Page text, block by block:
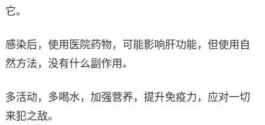
它。
感染后，使用医院药物，可能影响肝功能，但使用自
然方法，没有什么副作用。
多活动，多喝水，加强营养，提升免疫力，应对一切
来犯之敌。